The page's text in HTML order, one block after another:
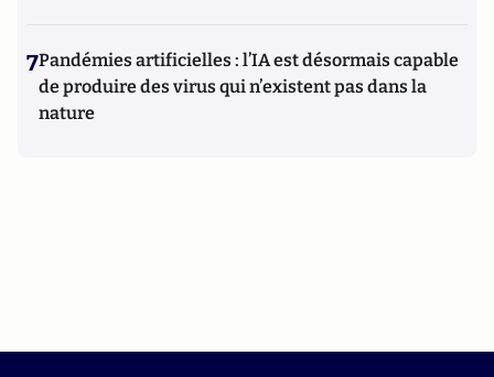
7Pandémies artificielles : l’IA est désormais capable
de produire des virus qui n’existent pas dans la
nature